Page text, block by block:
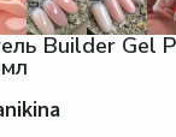
Builder Gel